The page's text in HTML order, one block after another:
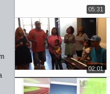
05:31
02:01